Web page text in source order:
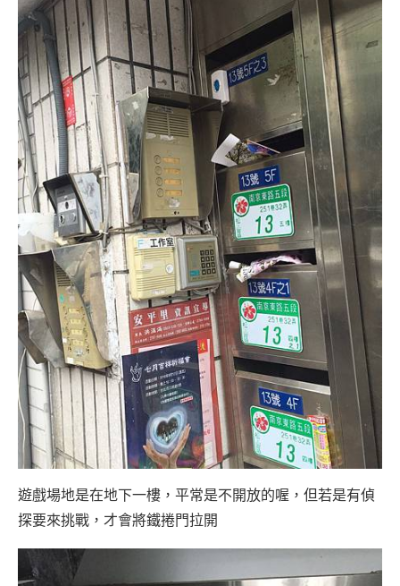
遊戲場地是在地下一樓，平常是不開放的喔，但若是有偵
探要來挑戰，才會將鐵捲門拉開